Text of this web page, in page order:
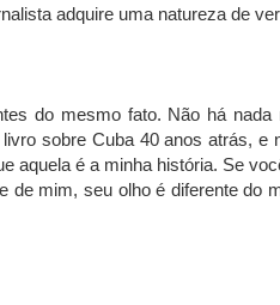
adquire uma natureza de
do mesmo fato. Não há
sobre Cuba 40 anos atrás,
aquela é a minha história. Se
mim, seu olho é diferente